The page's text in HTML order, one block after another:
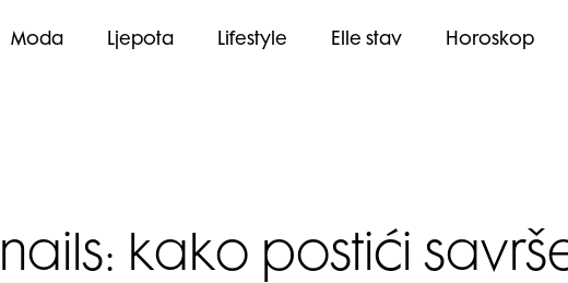
Moda Ljepota Lifestyle Elle stav Horoskop
kako postići